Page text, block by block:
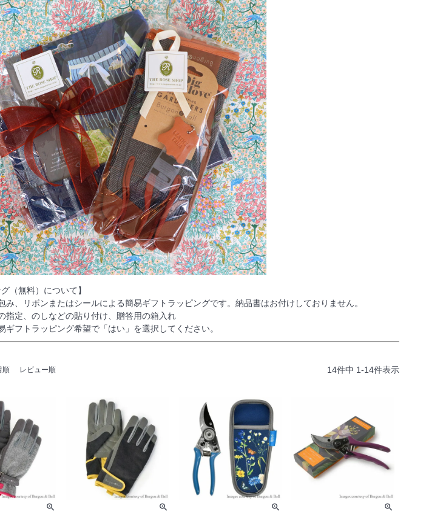
（無料）について】
、リボンまたはシールによる簡易ギフトラッピングです。納品書はお付けしておりません。
指定、のしなどの貼り付け、贈答用の箱入れ
フトラッピング希望で「はい」を選択してください。
順 レビュー順 14件中 1-14件表示